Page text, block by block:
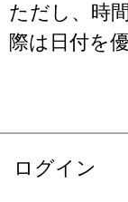
ただし、時
際は日付を
ログイン